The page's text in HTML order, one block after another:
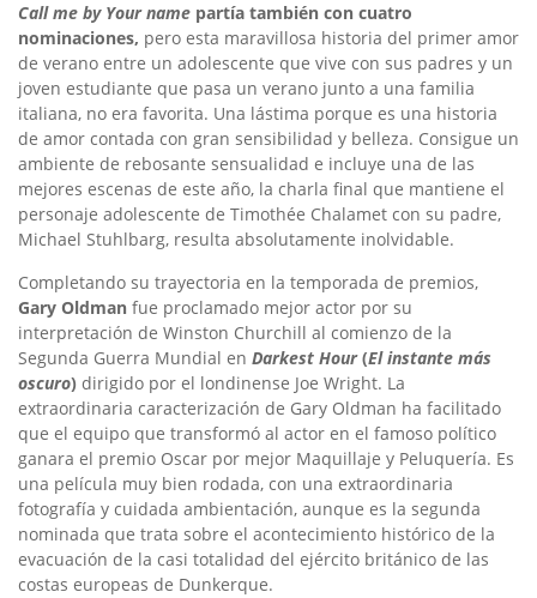
Call me by Your name partía también con cuatro
nominaciones, pero esta maravillosa historia del primer amor
de verano entre un adolescente que vive con sus padres y un
joven estudiante que pasa un verano junto a una familia
italiana, no era favorita. Una lástima porque es una historia
de amor contada con gran sensibilidad y belleza. Consigue un
ambiente de rebosante sensualidad e incluye una de las
mejores escenas de este año, la charla final que mantiene el
personaje adolescente de Timothée Chalamet con su padre,
Michael Stuhlbarg, resulta absolutamente inolvidable.
Completando su trayectoria en la temporada de premios,
Gary Oldman fue proclamado mejor actor por su
interpretación de Winston Churchill al comienzo de la
Segunda Guerra Mundial en Darkest Hour(El instante más
oscuro) dirigido por el londinense Joe Wright. La
extraordinaria caracterización de Gary Oldman ha facilitado
que el equipo que transformó al actor en el famoso político
ganara el premio Oscar por mejor Maquillaje y Peluquería. Es
una película muy bien rodada, con una extraordinaria
fotografía y cuidada ambientación, aunque es la segunda
nominada que trata sobre el acontecimiento histórico de la
evacuación de la casi totalidad del ejército británico de las
costas europeas de Dunkerque.